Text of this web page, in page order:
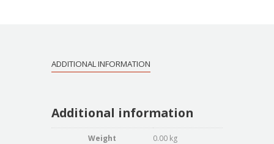
ADDITIONAL INFORMATION
Additional information
Weight 0.00 kg